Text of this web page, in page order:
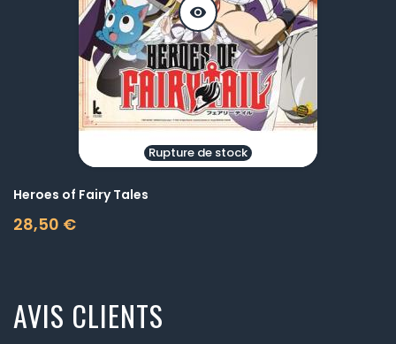
visibility
Rupture de stock
Heroes of Fairy Tales
28,50 €
Prix
AVIS CLIENTS